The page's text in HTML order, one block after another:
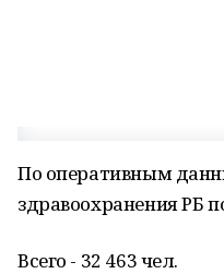
По оперативным
здравоохранения РБ
Всего - 32 463 чел.